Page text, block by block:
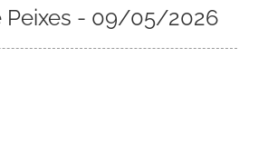
Peixes - 09/05/2026